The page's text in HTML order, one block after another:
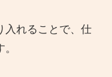
入れることで、仕